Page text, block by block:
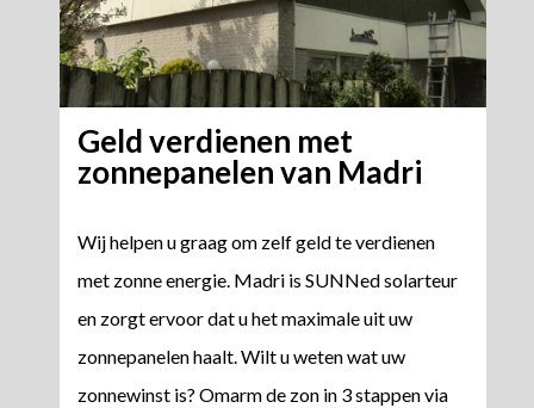
Geld verdienen met
zonnepanelen van Madri
Wij helpen u graag om zelf geld te verdienen
met zonne energie. Madri is SUNNed solarteur
en zorgt ervoor dat u het maximale uit uw
zonnepanelen haalt. Wilt u weten wat uw
zonnewinst is? Omarm de zon in 3 stappen via